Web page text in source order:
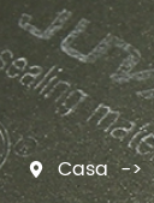
 Casa